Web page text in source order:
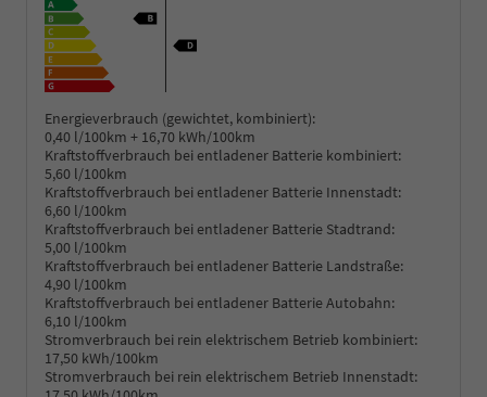
Energieverbrauch (gewichtet, kombiniert):
0,40 l/100km + 16,70 kWh/100km
Kraftstoffverbrauch bei entladener Batterie kombiniert:
5,60 l/100km
Kraftstoffverbrauch bei entladener Batterie Innenstadt:
6,60 l/100km
Kraftstoffverbrauch bei entladener Batterie Stadtrand:
5,00 l/100km
Kraftstoffverbrauch bei entladener Batterie Landstraße:
4,90 l/100km
Kraftstoffverbrauch bei entladener Batterie Autobahn:
6,10 l/100km
Stromverbrauch bei rein elektrischem Betrieb kombiniert:
17,50 kWh/100km
Stromverbrauch bei rein elektrischem Betrieb Innenstadt: